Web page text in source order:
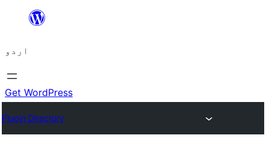
چھوڑیں
پر
جائیں
اردو
Get WordPress
Plugin Directory